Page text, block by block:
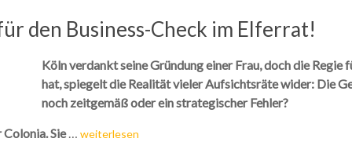
den Business-Check im Elferrat!
Köln verdankt seine Gründung einer Frau, doch die
hat, spiegelt die Realität vieler Aufsichtsräte wider: Die
noch zeitgemäß oder ein strategischer Fehler?
Sie… weiterlesen